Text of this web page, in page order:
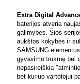
Extra Digital
baterijos atveria
galimybes. Šios
aukštos kokybės ir
SAMSUNG
gyvavimo trukmę bei
nepasireiškia
bet kuriuo vartotojui